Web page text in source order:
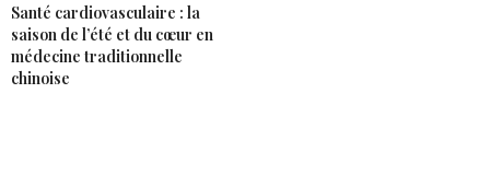
Santé cardiovasculaire : la
saison de l’été et du cœur en
médecine traditionnelle
chinoise